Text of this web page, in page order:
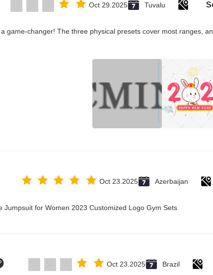
Tuvalu
Oct 29.2025
game-changer! The three physical presets cover most ranges,
Azerbaijan
Oct 23.2025
Jumpsuit for Women 2023 Customized Logo Gym Sets
Brazil
Oct 23.2025